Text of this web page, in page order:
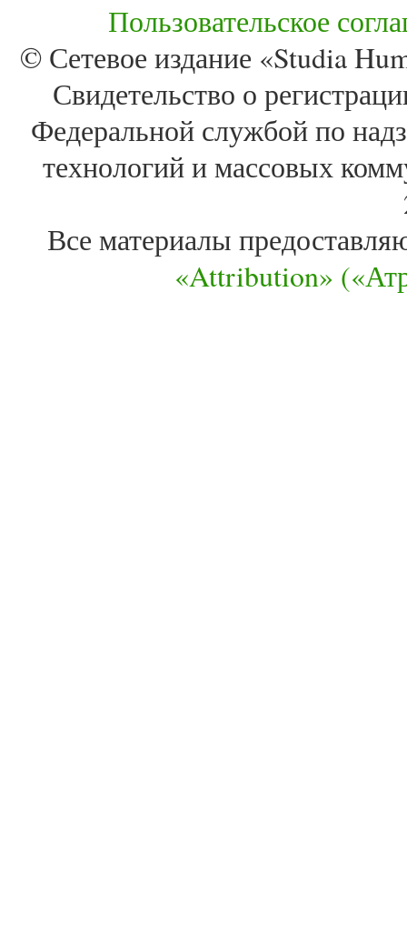
Пользовательское
© Сетевое издание «Studia
Свидетельство о
Федеральной службой по
технологий и массовых
Все материалы
«Attribution»